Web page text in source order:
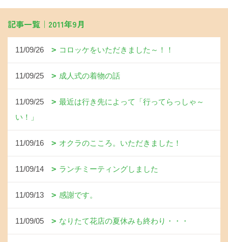
記事一覧｜2011年9月
11/09/26 コロッケをいただきました～！！
11/09/25 成人式の着物の話
11/09/25
最近は行き先によって「行ってらっしゃ～
い！」
11/09/16 オクラのこころ。いただきました！
11/09/14 ランチミーティングしました
11/09/13 感謝です。
11/09/05 なりたて花店の夏休みも終わり・・・